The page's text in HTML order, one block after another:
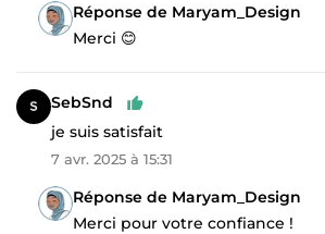
Réponse de Maryam_Design
Merci 😊
SebSnd
je suis satisfait
7 avr. 2025 à 15:31
Réponse de Maryam_Design
Merci pour votre confiance !